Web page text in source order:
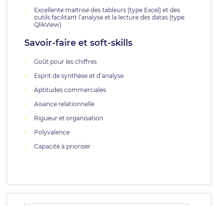
Excellente maîtrise des tableurs (type Excel) et des
outils facilitant l’analyse et la lecture des datas (type
QlikView)
Savoir-faire et soft-skills
Goût pour les chiffres
Esprit de synthèse et d’analyse
Aptitudes commerciales
Aisance relationnelle
Rigueur et organisation
Polyvalence
Capacité à prioriser